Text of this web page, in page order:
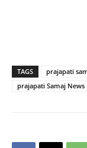
TAGS prajapati
prajapati Samaj News